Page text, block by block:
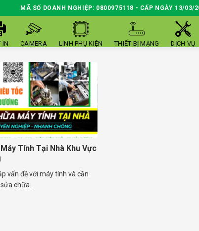
MÃ SỐ DOANH NGHIỆP: 0800975118 - CẤP NGÀY 13/03/
IN CAMERA LINH PHỤ KIỆN THIẾT BỊ MẠNG DỊCH VỤ
Tính Tại Nhà Khu Vực
vấn đề với máy tính và cần
chữa ...